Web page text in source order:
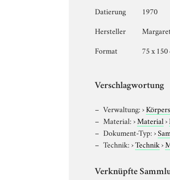
Datierung
1970
Hersteller
Format
75 x 150
Verschlagwortung
Verwaltung:›
Material:›Material›
Dokument-Typ:›
Technik:›Technik›
Verknüpfte